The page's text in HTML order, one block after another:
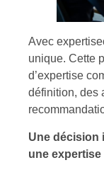
Avec
unique. Cette
d’expertise
définition, des
Une décision
une